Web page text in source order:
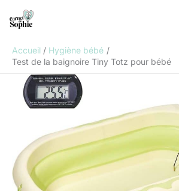
Accueil
Hygiène bébé
Test de la baignoire Tiny Totz pour bébé
e
h